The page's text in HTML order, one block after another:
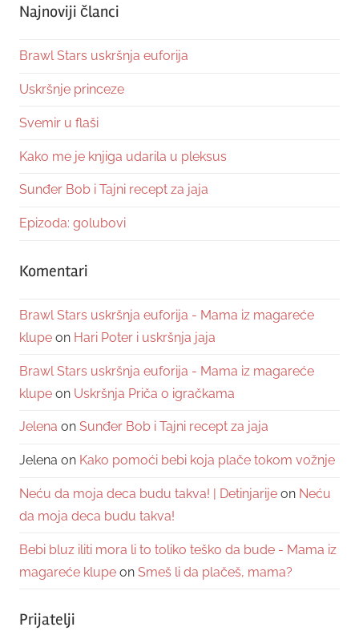
Najnoviji članci
Brawl Stars uskršnja euforija
Uskršnje princeze
Svemir u flaši
Kako me je knjiga udarila u pleksus
Sunđer Bob i Tajni recept za jaja
Epizoda: golubovi
Komentari
Brawl Stars uskršnja euforija - Mama iz magareće
klupe on Hari Poter i uskršnja jaja
Brawl Stars uskršnja euforija - Mama iz magareće
klupe on Uskršnja Priča o igračkama
Jelena on Sunđer Bob i Tajni recept za jaja
Jelena on Kako pomoći bebi koja plače tokom vožnje
Neću da moja deca budu takva! | Detinjarije on Neću
da moja deca budu takva!
Bebi bluz iliti mora li to toliko teško da bude - Mama iz
magareće klupe on Smeš li da plačeš, mama?
Prijatelji